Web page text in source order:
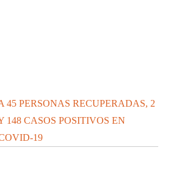
45 PERSONAS RECUPERADAS, 2
148 CASOS POSITIVOS EN
19